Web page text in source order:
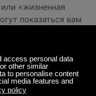
«жизненная
показаться вам
перед
развернуть
нервы.